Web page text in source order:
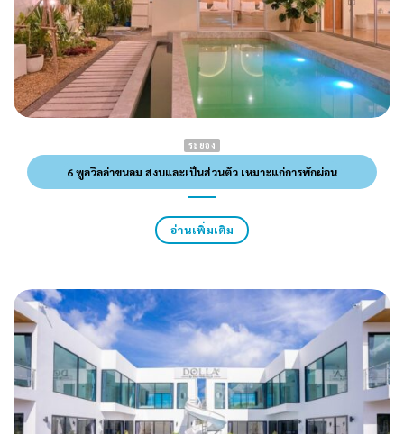
ระยอง
6 พูลวิลล่าขนอม สงบและเป็นส่วนตัว เหมาะแก่การพักผ่อน
อ่านเพิ่มเติม